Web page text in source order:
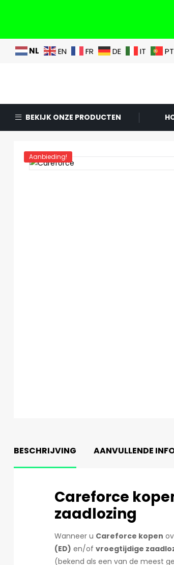
NL EN FR DE IT PT
BEKIJK ONZE PRODUCTEN
Aanbieding!
BESCHRIJVING AANVULLENDE
Careforce
zaadlozing
Wanneer u Careforce kopen
(ED) en/of vroegtijdige
(bekend als een van de meest